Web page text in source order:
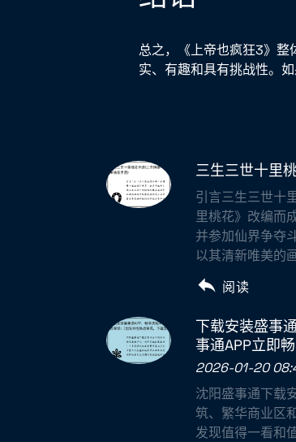
总之，《上帝也疯狂3》整
实、有趣和具有挑战性。
三生三世十里
引言三生三世十
里桃花》改编而
并参加仙界争夺
以其清新唯美的
阅读
下载安装盛事
事通APP立即
2026-01-20
沈阳盛事通下载
筑、繁华商业区
发现值得一看和